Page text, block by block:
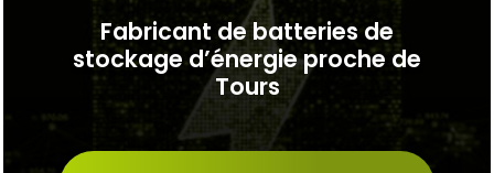
Fabricant de batteries de
stockage d’énergie proche de
Tours